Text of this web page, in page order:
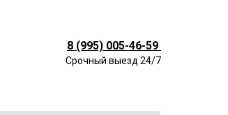
8 (995) 005-46-59
Срочный выезд 24/7